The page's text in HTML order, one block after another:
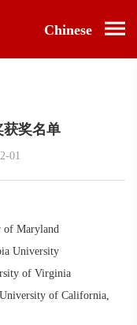
Chinese
奖名单
01
Maryland
University
of Virginia
of California,